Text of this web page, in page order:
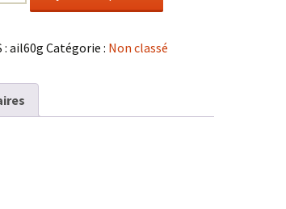
:ail60g Catégorie : Non classé